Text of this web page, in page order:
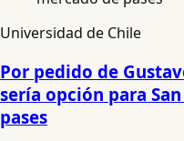
Universidad de Chile
Por pedido de
sería opción para
pases